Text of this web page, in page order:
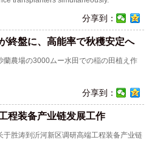
分享到：
終盤に、高能率で秋穫安定へ
農場の3000ムー水田での稲の田植え作
分享到：
程装备产业链发展工作
胜涛到沂河新区调研高端工程装备产业链